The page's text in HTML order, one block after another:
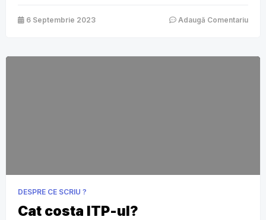
incarcare. Eu fiind posesor de electrica, imediat am vazut
oportunitatea deoarece nu am vazut vreo […]
6 Septembrie 2023 Adaugă Comentariu
DESPRE CE SCRIU ?
Cat costa ITP-ul?